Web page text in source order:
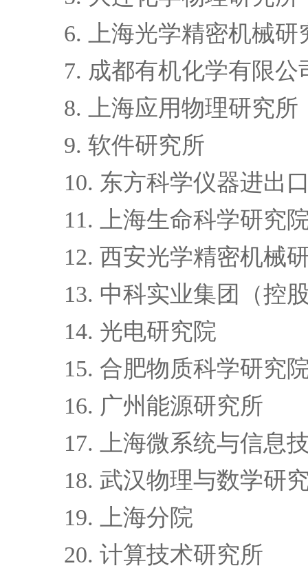
6.
上海光学精密机械研
7. 成都有机化学有限公
8.
上海应用物理研究所
9. 软件研究所
10. 东方科学仪器进出
11.
上海生命科学研究
12. 西安光学精密机械
13. 中科实业集团（控
14. 光电研究院
15. 合肥物质科学研究
16. 广州能源研究所
17.
上海微系统与信息
18. 武汉物理与数学研
19.
上海分院
20. 计算技术研究所